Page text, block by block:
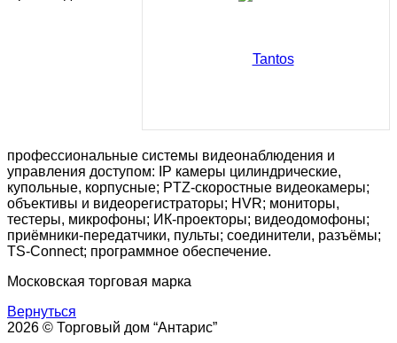
профессиональные системы видеонаблюдения и
управления доступом: IP камеры цилиндрические,
купольные, корпусные; PTZ-скоростные видеокамеры;
объективы и видеорегистраторы; HVR; мониторы,
тестеры, микрофоны; ИК-проекторы; видеодомофоны;
приёмники-передатчики, пульты; соединители, разъёмы;
TS-Connect; программное обеспечение.
Московская торговая марка
Вернуться
2026 © Торговый дом “Антарис”